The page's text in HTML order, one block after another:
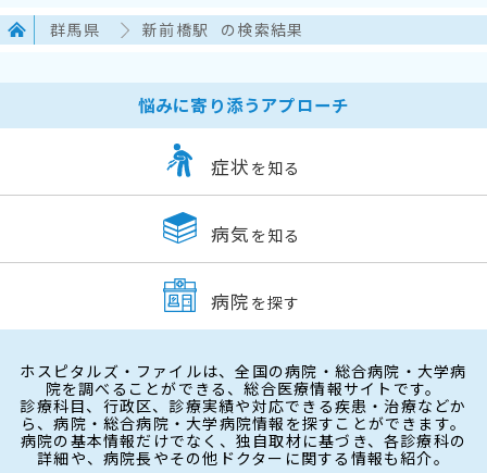
群馬県 新前橋駅 の検索結果
悩みに寄り添うアプローチ
症状 を知る
病気 を知る
病院 を探す
ホスピタルズ・ファイルは、全国の病院・総合病院・大学病
院を調べることができる、総合医療情報サイトです。
診療科目、行政区、診療実績や対応できる疾患・治療などか
ら、病院・総合病院・大学病院情報を探すことができます。
病院の基本情報だけでなく、独自取材に基づき、各診療科の
詳細や、病院長やその他ドクターに関する情報も紹介。